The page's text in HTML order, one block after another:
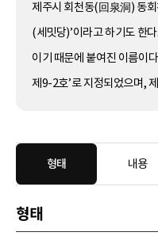
제주시 회천동(回泉洞) 동회
(세밋당)’이라고 하기도 한
이기 때문에 붙여진 이름이
제9-2호’로 지정되었으며,
형태 내용
형태